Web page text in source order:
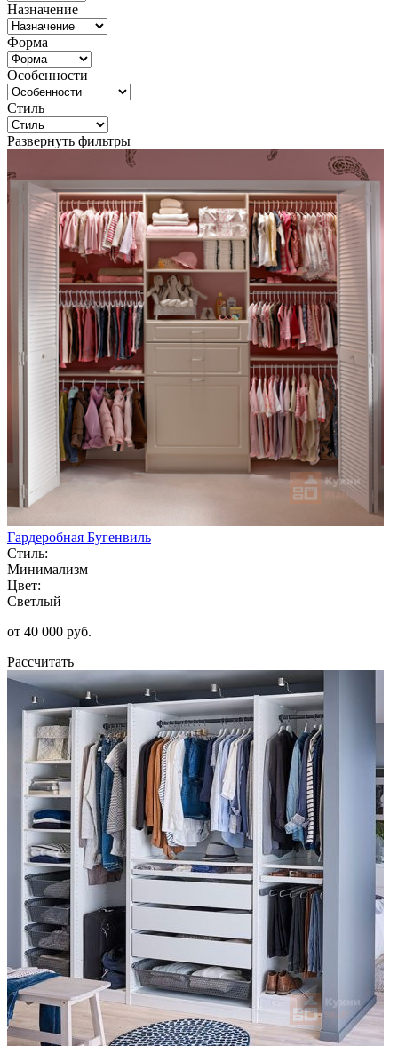
Назначение
Форма
Особенности
Стиль
Развернуть фильтры
Гардеробная Бугенвиль
Стиль:
Минимализм
Цвет:
Светлый
от 40 000 руб.
Рассчитать